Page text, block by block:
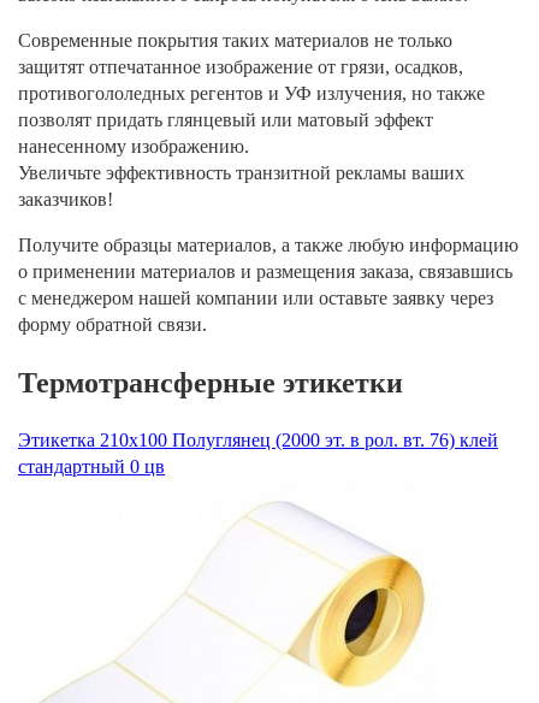
Современные покрытия таких материалов не только
защитят отпечатанное изображение от грязи, осадков,
противогололедных регентов и УФ излучения, но также
позволят придать глянцевый или матовый эффект
нанесенному изображению.
Увеличьте эффективность транзитной рекламы ваших
заказчиков!
Получите образцы материалов, а также любую информацию
о применении материалов и размещения заказа, связавшись
с менеджером нашей компании или оставьте заявку через
форму обратной связи.
Термотрансферные этикетки
Этикетка 210х100 Полуглянец (2000 эт. в рол. вт. 76) клей
стандартный 0 цв